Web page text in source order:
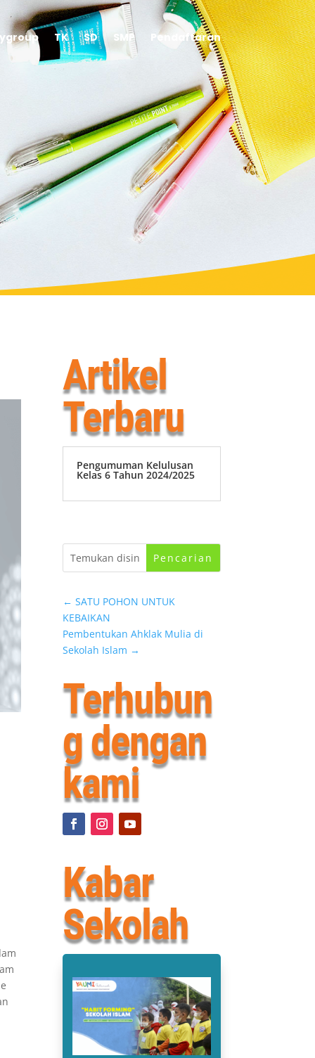
TK SD SMP Pendaftaran
Artikel
Terbaru
Pengumuman Kelulusan
Kelas 6 Tahun 2024/2025
←SATU POHON UNTUK
KEBAIKAN
Pembentukan Ahklak Mulia di
Sekolah Islam →
Terhubun
g dengan
kami
Kabar
Sekolah